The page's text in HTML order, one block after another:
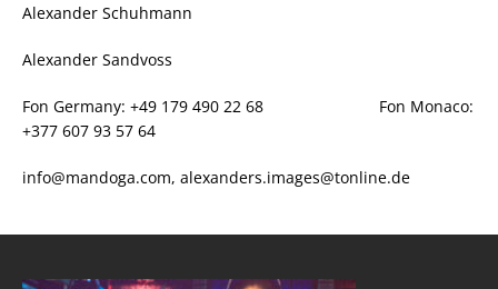
Alexander Schuhmann
Alexander Sandvoss
Fon Germany: +49 179 490 22 68 Fon Monaco:
+377 607 93 57 64
info@mandoga.com, alexanders.images@tonline.de